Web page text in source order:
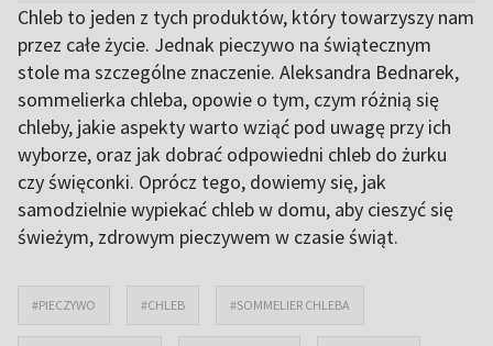
Chleb to jeden z tych produktów, który towarzyszy nam
przez całe życie. Jednak pieczywo na świątecznym
stole ma szczególne znaczenie. Aleksandra Bednarek,
sommelierka chleba, opowie o tym, czym różnią się
chleby, jakie aspekty warto wziąć pod uwagę przy ich
wyborze, oraz jak dobrać odpowiedni chleb do żurku
czy święconki. Oprócz tego, dowiemy się, jak
samodzielnie wypiekać chleb w domu, aby cieszyć się
świeżym, zdrowym pieczywem w czasie świąt.
#PIECZYWO #CHLEB #SOMMELIER CHLEBA